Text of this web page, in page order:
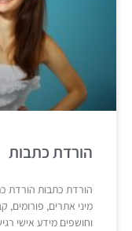
הורדת כתבות
הורדת כתבות הורדת
מיני אתרים, פורומים,
וחושפים מידע אישי